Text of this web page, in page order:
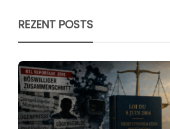
REZENT POSTS